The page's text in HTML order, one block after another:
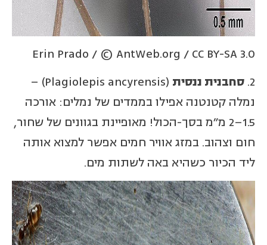
Erin Prado / © AntWeb.org / CC BY-SA 3.0
2. סחבנית ננסית
(Plagiolepis ancyrensis) –
נמלה קטנטנה אפילו בממדים של נמלים: אורכה
1.5–2 מ"מ בסך-הכול! מאופיינת בגוונים של שחור,
חום וצהוב. במזג אוויר חמים אפשר למצוא אותה
ליד הכיור כשהיא באה לשתות מים.